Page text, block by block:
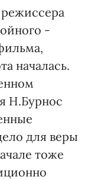
-
началась.
Н.Бурнос
для веры
тоже